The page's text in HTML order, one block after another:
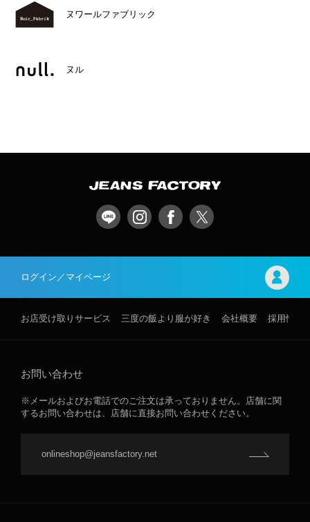
ヌワールファブリック
ヌル
ログイン／マイページ
お店受け取りサービス 三度の飯より服が好き 会社概要 採用情報
お問い合わせ
※メールおよびお電話でのご注文は承っておりません。店舗に関
するお問い合わせは、店舗に直接お問い合わせください。
onlineshop@jeansfactory.net